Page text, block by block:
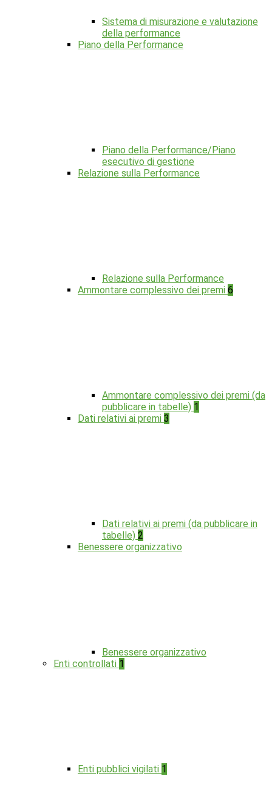
Sistema di misurazione e valutazione
della performance
Piano della Performance
Piano della Performance/Piano
esecutivo di gestione
Relazione sulla Performance
Relazione sulla Performance
Ammontare complessivo dei premi 6
Ammontare complessivo dei premi (da
pubblicare in tabelle) 1
Dati relativi ai premi 3
Dati relativi ai premi (da pubblicare in
tabelle) 2
Benessere organizzativo
Benessere organizzativo
Enti controllati 1
Enti pubblici vigilati 1